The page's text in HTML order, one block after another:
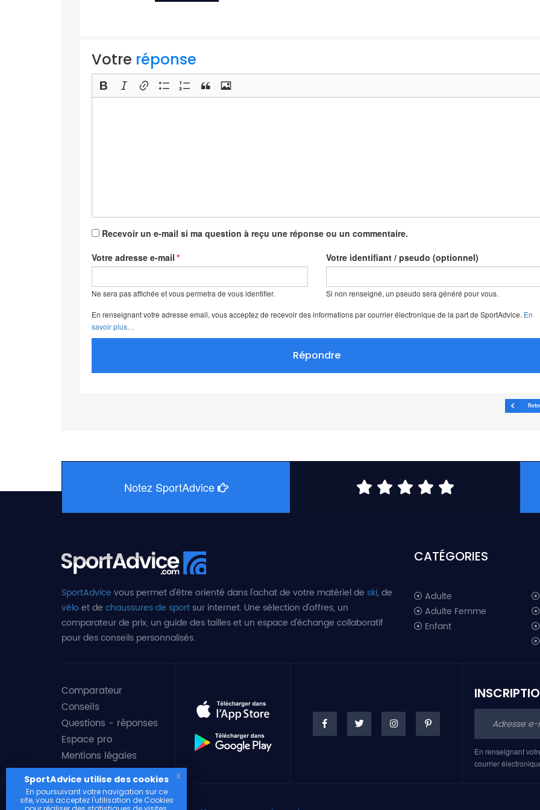
Votre réponse
Recevoir un e-mail si ma question à reçu une réponse ou un commentaire.
Votre adresse e-mail
Ne sera pas affichée et vous permetra de vous identifier.
Votre identifiant / pseudo (optionnel)
Si non renseigné, un pseudo sera généré pour vous.
En renseignant votre adresse email, vous acceptez de recevoir des informations par courrier électronique de la part de SportAdvice. En
savoir plus…
Répondre
Notez SportAdvice
SportAdvice vous permet d'être orienté dans l'achat de votre matériel de ski, de
véloet de chaussures de sportsur internet. Une sélection d'offres, un
comparateur de prix, un guide des tailles et un espace d'échange collaboratif
pour des conseils personnalisés.
CATÉGORIES
Adulte
Adulte Femme
Enfant
Comparateur
Conseils
Questions - réponses
Espace pro
Mentions légales
En renseignant
courrier
SportAdvice utilise des cookies
En poursuivant votre navigation sur ce
site, vous acceptez l'utilisation de Cookies
x